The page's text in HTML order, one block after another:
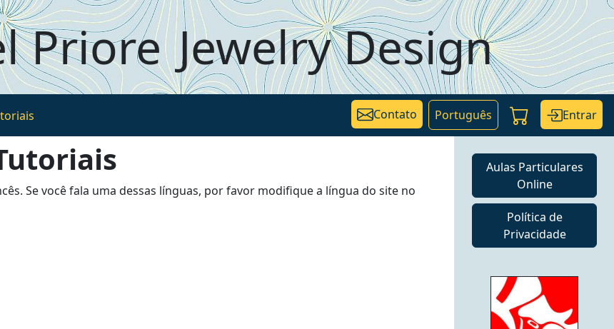
Priore Jewelry Design
Contato Português Entrar
Se você fala uma dessas línguas, por favor modifique a língua do site no
Aulas Particulares
Online
Política de
Privacidade